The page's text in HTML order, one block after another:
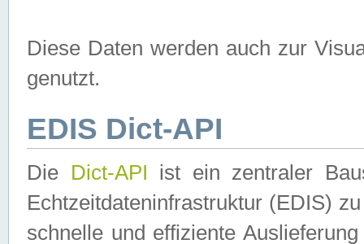
Diese Daten werden auch zur
genutzt.
EDIS Dict-API
Die Dict-API ist ein zentraler
Echtzeitdateninfrastruktur (EDIS)
schnelle und effiziente